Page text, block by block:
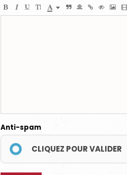
Anti-spam
CLIQUEZ POUR VALIDER